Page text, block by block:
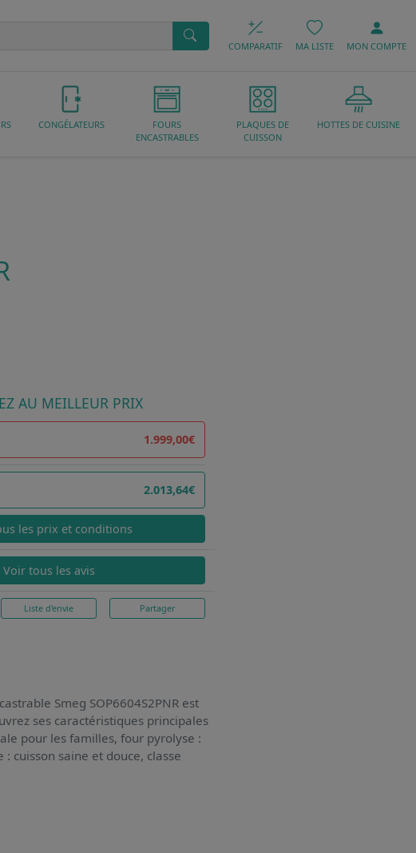
COMPARATIF MA LISTE MON COMPTE
CONGÉLATEURS
FOURS
ENCASTRABLES
PLAQUES DE
CUISSON
HOTTES DE CUISINE
AU MEILLEUR PRIX
1.999,00€
2.013,64€
les prix et conditions
Voir tous les avis
Liste d'envie Partager
Smeg SOP6604S2PNR est
ses caractéristiques principales
pour les familles, four pyrolyse :
cuisson saine et douce, classe